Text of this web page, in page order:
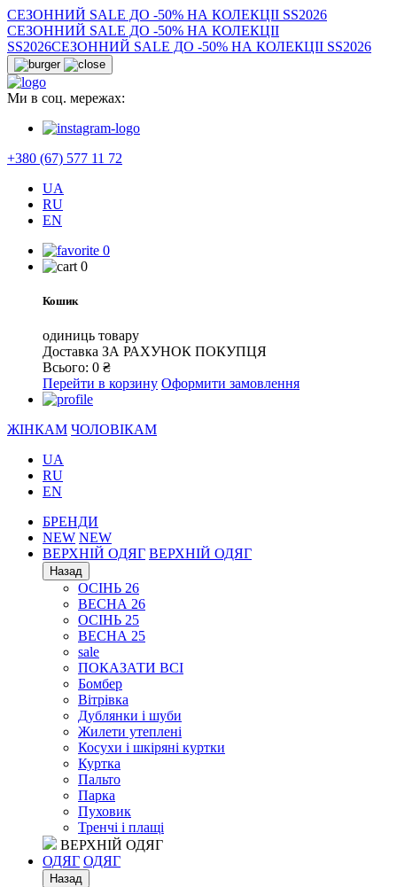
СЕЗОННИЙ SALE ДО -50% НА КОЛЕКЦІІ SS2026
СЕЗОННИЙ SALE ДО -50% НА КОЛЕКЦІІ
SS2026СЕЗОННИЙ SALE ДО -50% НА КОЛЕКЦІІ SS2026
Ми в соц. мережах:
+380 (67) 577 11 72
UA
RU
EN
0
0
Кошик
одиниць товару
Доставка ЗА РАХУНОК ПОКУПЦЯ
Всього: 0 ₴
Перейти в корзину Оформити замовлення
ЖІНКАМ ЧОЛОВІКАМ
UA
RU
EN
БРЕНДИ
NEW NEW
ВЕРХНІЙ ОДЯГ ВЕРХНІЙ ОДЯГ
Назад
ОСІНЬ 26
ВЕСНА 26
ОСІНЬ 25
ВЕСНА 25
sale
ПОКАЗАТИ ВСІ
Бомбер
Вітрівка
Дублянки і шуби
Жилети утеплені
Косухи і шкіряні куртки
Куртка
Пальто
Парка
Пуховик
Тренчі і плащі
ВЕРХНІЙ ОДЯГ
ОДЯГ ОДЯГ
Назад